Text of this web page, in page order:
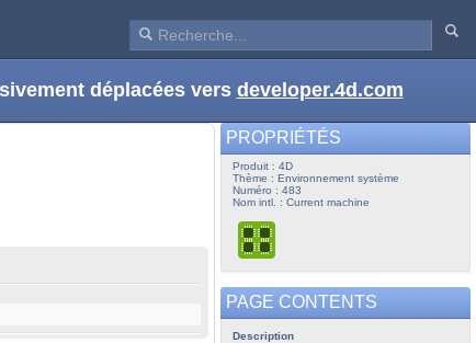
déplacées vers developer.4d.com
PROPRIÉTÉS
Produit : 4D
Thème : Environnement système
Numéro : 483
Nom intl. : Current machine
PAGE CONTENTS
Description